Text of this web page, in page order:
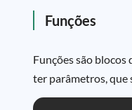
Funções
Funções são blocos
ter parâmetros, que